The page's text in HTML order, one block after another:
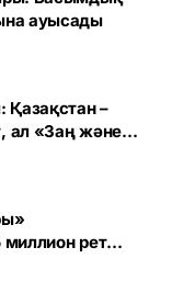
ауысады
Қазақстан –
ал «Заң және
міндетті
миллион рет